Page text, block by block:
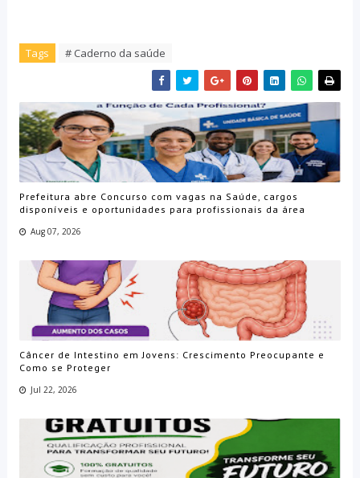
Tags # Caderno da saúde
Prefeitura abre Concurso com vagas na Saúde, cargos
disponíveis e oportunidades para profissionais da área
Aug 07, 2026
Câncer de Intestino em Jovens: Crescimento Preocupante e
Como se Proteger
Jul 22, 2026